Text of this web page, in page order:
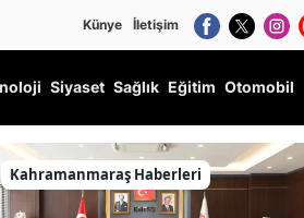
Künye İletişim
Siyaset Sağlık Eğitim Otomobil
Kahramanmaraş Haberleri